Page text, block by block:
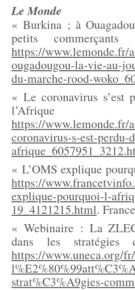
Le Monde
« Burkina ; à
petits
https://www.lemonde.fr/
ougadougou-la-vie-au-
du-marche-rood-
« Le coronavirus s’est
https://
coronavirus-s-est-
« L’OMS explique
https://
explique-pourquoi-l-
19_4121215.html.
« Webinaire : La
dans les stratégies
https://www.uneca.org/
strat%C3%A9gies-